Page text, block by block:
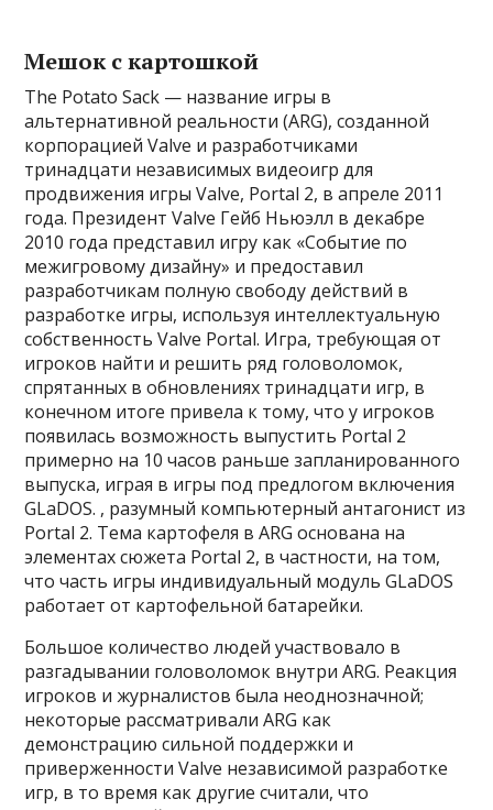
Мешок с картошкой
The Potato Sack — название игры в
альтернативной реальности (ARG), созданной
корпорацией Valve и разработчиками
тринадцати независимых видеоигр для
продвижения игры Valve, Portal 2, в апреле 2011
года. Президент Valve Гейб Ньюэлл в декабре
2010 года представил игру как «Событие по
межигровому дизайну» и предоставил
разработчикам полную свободу действий в
разработке игры, используя интеллектуальную
собственность Valve Portal. Игра, требующая от
игроков найти и решить ряд головоломок,
спрятанных в обновлениях тринадцати игр, в
конечном итоге привела к тому, что у игроков
появилась возможность выпустить Portal 2
примерно на 10 часов раньше запланированного
выпуска, играя в игры под предлогом включения
GLaDOS. , разумный компьютерный антагонист из
Portal 2. Тема картофеля в ARG основана на
элементах сюжета Portal 2, в частности, на том,
что часть игры индивидуальный модуль GLaDOS
работает от картофельной батарейки.
Большое количество людей участвовало в
разгадывании головоломок внутри ARG. Реакция
игроков и журналистов была неоднозначной;
некоторые рассматривали ARG как
демонстрацию сильной поддержки и
приверженности Valve независимой разработке
игр, в то время как другие считали, что